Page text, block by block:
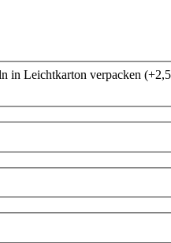
in Leichtkarton verpacken (+